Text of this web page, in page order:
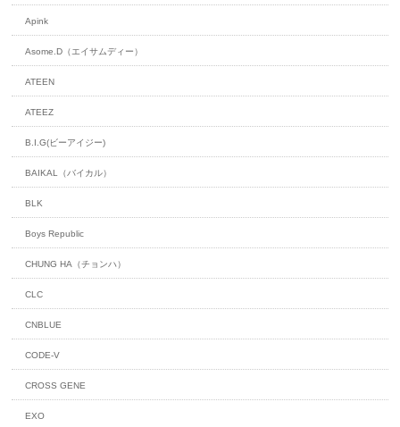
Apink
Asome.D（エイサムディー）
ATEEN
ATEEZ
B.I.G(ビーアイジー)
BAIKAL（バイカル）
BLK
Boys Republic
CHUNG HA（チョンハ）
CLC
CNBLUE
CODE-V
CROSS GENE
EXO